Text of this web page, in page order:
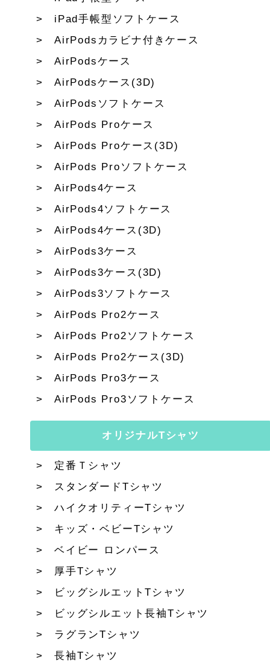
iPad手帳型ソフトケース
AirPodsカラビナ付きケース
AirPodsケース
AirPodsケース(3D)
AirPodsソフトケース
AirPods Proケース
AirPods Proケース(3D)
AirPods Proソフトケース
AirPods4ケース
AirPods4ソフトケース
AirPods4ケース(3D)
AirPods3ケース
AirPods3ケース(3D)
AirPods3ソフトケース
AirPods Pro2ケース
AirPods Pro2ソフトケース
AirPods Pro2ケース(3D)
AirPods Pro3ケース
AirPods Pro3ソフトケース
オリジナルTシャツ
定番Ｔシャツ
スタンダードTシャツ
ハイクオリティーTシャツ
キッズ・ベビーTシャツ
ベイビー ロンパース
厚手Tシャツ
ビッグシルエットTシャツ
ビッグシルエット長袖Tシャツ
ラグランTシャツ
長袖Tシャツ